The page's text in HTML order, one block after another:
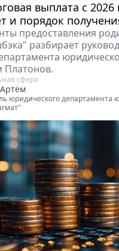
выплата с 2026
и порядок
предоставления
разбирает
Платонов.
сфера
юридического департамента